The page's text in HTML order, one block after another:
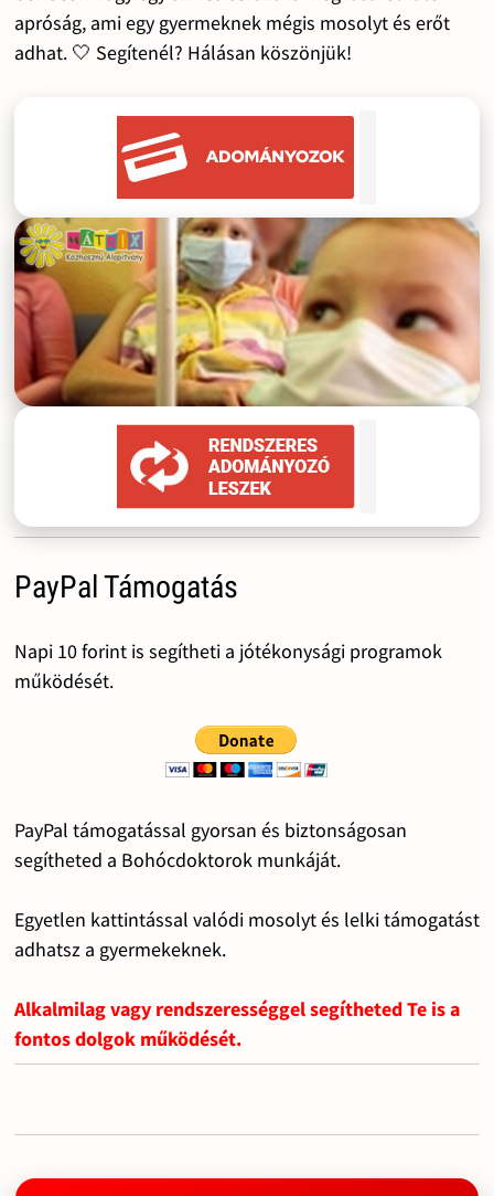
apróság, ami egy gyermeknek mégis mosolyt és erőt
adhat. 🤍 Segítenél? Hálásan köszönjük!
PayPal Támogatás
Napi 10 forint is segítheti a jótékonysági programok
működését.
PayPal támogatással gyorsan és biztonságosan
segítheted a Bohócdoktorok munkáját.
Egyetlen kattintással valódi mosolyt és lelki támogatást
adhatsz a gyermekeknek.
Alkalmilag vagy rendszerességgel segítheted Te is a
fontos dolgok működését.